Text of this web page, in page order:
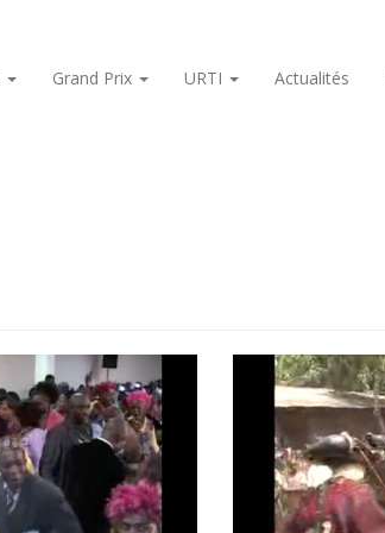
Grand Prix URTI Actualités